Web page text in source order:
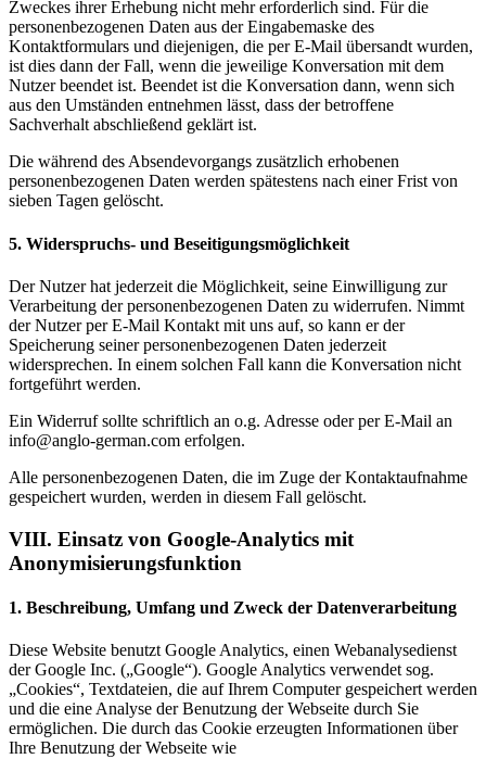
Zweckes ihrer Erhebung nicht mehr erforderlich sind. Für die
personenbezogenen Daten aus der Eingabemaske des
Kontaktformulars und diejenigen, die per E-Mail übersandt wurden,
ist dies dann der Fall, wenn die jeweilige Konversation mit dem
Nutzer beendet ist. Beendet ist die Konversation dann, wenn sich
aus den Umständen entnehmen lässt, dass der betroffene
Sachverhalt abschließend geklärt ist.
Die während des Absendevorgangs zusätzlich erhobenen
personenbezogenen Daten werden spätestens nach einer Frist von
sieben Tagen gelöscht.
5. Widerspruchs- und Beseitigungsmöglichkeit
Der Nutzer hat jederzeit die Möglichkeit, seine Einwilligung zur
Verarbeitung der personenbezogenen Daten zu widerrufen. Nimmt
der Nutzer per E-Mail Kontakt mit uns auf, so kann er der
Speicherung seiner personenbezogenen Daten jederzeit
widersprechen. In einem solchen Fall kann die Konversation nicht
fortgeführt werden.
Ein Widerruf sollte schriftlich an o.g. Adresse oder per E-Mail an
info@anglo-german.com erfolgen.
Alle personenbezogenen Daten, die im Zuge der Kontaktaufnahme
gespeichert wurden, werden in diesem Fall gelöscht.
VIII. Einsatz von Google-Analytics mit
Anonymisierungsfunktion
1. Beschreibung, Umfang und Zweck der Datenverarbeitung
Diese Website benutzt Google Analytics, einen Webanalysedienst
der Google Inc. („Google“). Google Analytics verwendet sog.
„Cookies“, Textdateien, die auf Ihrem Computer gespeichert werden
und die eine Analyse der Benutzung der Webseite durch Sie
ermöglichen. Die durch das Cookie erzeugten Informationen über
Ihre Benutzung der Webseite wie